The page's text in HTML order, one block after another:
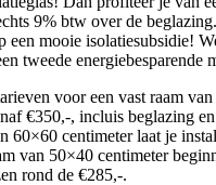
9% btw over de
een mooie isolatiesubsidie!
tweede energiebesparende
voor een vast raam
€350,-, incluis beglazing
60×60 centimeter laat je
van 50×40 centimeter
rond de €285,-.